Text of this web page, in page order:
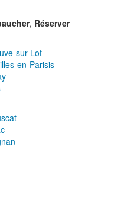
, Réserver
sur-Lot
en-Parisis